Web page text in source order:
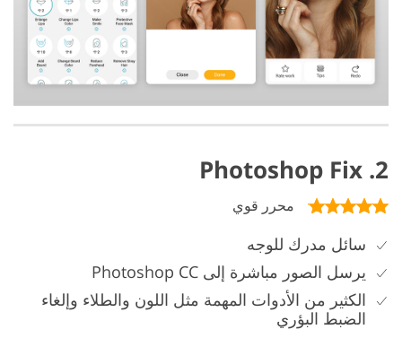
2. Photoshop Fix
محرر قوي
سائل مدرك للوجه
يرسل الصور مباشرة إلى Photoshop CC
الكثير من الأدوات المهمة مثل اللون والطلاء وإلغاء
الضبط البؤري